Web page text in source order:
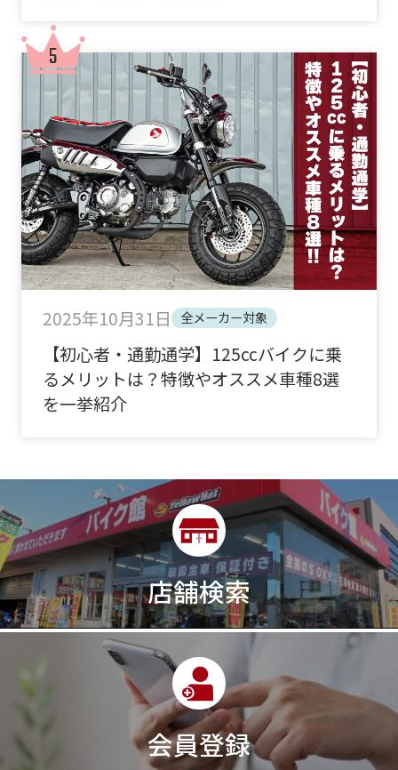
2025年10月31日 全メーカー対象
【初心者・通勤通学】125ccバイクに乗
るメリットは？特徴やオススメ車種8選
を一挙紹介
店舗検索
会員登録